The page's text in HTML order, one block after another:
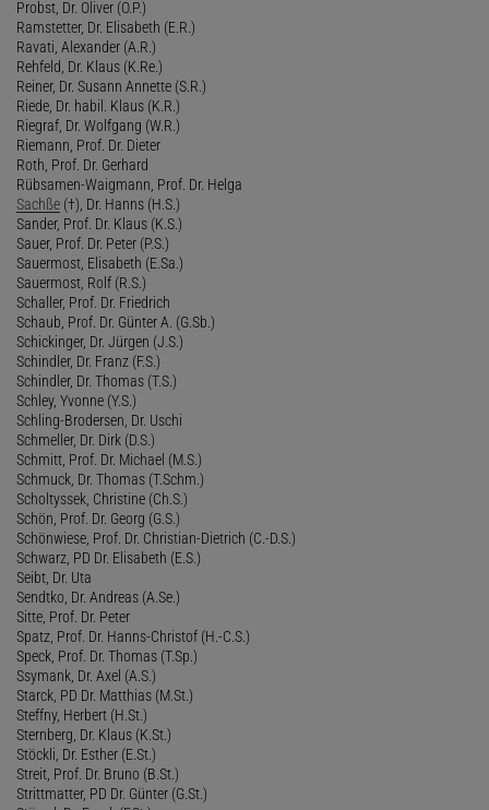
Probst, Dr. Oliver (O.P.)
Ramstetter, Dr. Elisabeth (E.R.)
Ravati, Alexander (A.R.)
Rehfeld, Dr. Klaus (K.Re.)
Reiner, Dr. Susann Annette (S.R.)
Riede, Dr. habil. Klaus (K.R.)
Riegraf, Dr. Wolfgang (W.R.)
Riemann, Prof. Dr. Dieter
Roth, Prof. Dr. Gerhard
Rübsamen-Waigmann, Prof. Dr. Helga
Sachße (†), Dr. Hanns (H.S.)
Sander, Prof. Dr. Klaus (K.S.)
Sauer, Prof. Dr. Peter (P.S.)
Sauermost, Elisabeth (E.Sa.)
Sauermost, Rolf (R.S.)
Schaller, Prof. Dr. Friedrich
Schaub, Prof. Dr. Günter A. (G.Sb.)
Schickinger, Dr. Jürgen (J.S.)
Schindler, Dr. Franz (F.S.)
Schindler, Dr. Thomas (T.S.)
Schley, Yvonne (Y.S.)
Schling-Brodersen, Dr. Uschi
Schmeller, Dr. Dirk (D.S.)
Schmitt, Prof. Dr. Michael (M.S.)
Schmuck, Dr. Thomas (T.Schm.)
Scholtyssek, Christine (Ch.S.)
Schön, Prof. Dr. Georg (G.S.)
Schönwiese, Prof. Dr. Christian-Dietrich (C.-D.S.)
Schwarz, PD Dr. Elisabeth (E.S.)
Seibt, Dr. Uta
Sendtko, Dr. Andreas (A.Se.)
Sitte, Prof. Dr. Peter
Spatz, Prof. Dr. Hanns-Christof (H.-C.S.)
Speck, Prof. Dr. Thomas (T.Sp.)
Ssymank, Dr. Axel (A.S.)
Starck, PD Dr. Matthias (M.St.)
Steffny, Herbert (H.St.)
Sternberg, Dr. Klaus (K.St.)
Stöckli, Dr. Esther (E.St.)
Streit, Prof. Dr. Bruno (B.St.)
Strittmatter, PD Dr. Günter (G.St.)